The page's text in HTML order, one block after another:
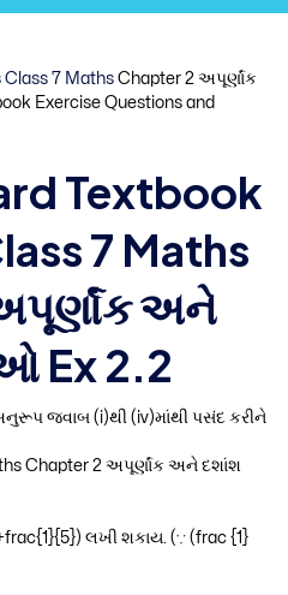
Class 7 Maths Chapter 2 અપૂર્ણાંક
Exercise Questions and
Textbook
7 Maths
અને
Ex 2.2
જવાબ (i)થી (iv)માંથી પસંદ કરીને
લખી શકાય. (∵ (frac {1}